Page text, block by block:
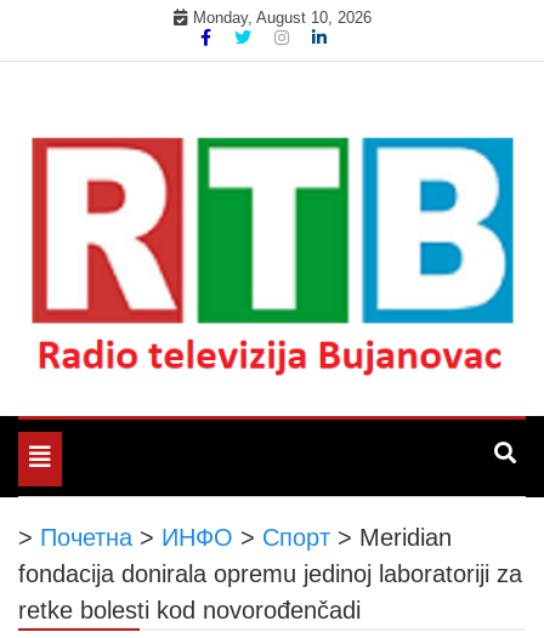
Monday, August 10, 2026
РТБ Бујановац
Toggle
navigation
> Почетна > ИНФО > Спорт > Meridian
fondacija donirala opremu jedinoj laboratoriji za
retke bolesti kod novorođenčadi